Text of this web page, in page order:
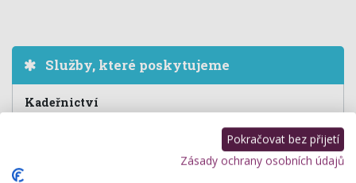
Služby, které poskytujeme
Kadeřnictví
Trvalá na vlasy,Společenské
Ošetření poškozených vlasů,Zábaly a
Prodej vlasové kosmetiky pro ženy
Pokračovat bez přijetí
Zásady ochrany osobních údajů